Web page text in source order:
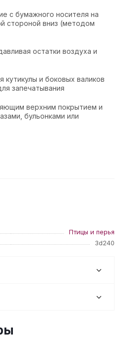
с бумажного носителя на
стороной вниз (методом
остатки воздуха и
кутикулы и боковых валиков
запечатывания
верхним покрытием и
бульонками или
Птицы и перья
3d240